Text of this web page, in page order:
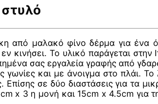
από μαλακό φίνο δέρμα για ένα
Το υλικό παράγεται στην
σας εργαλεία γραφής από
και με άνοιγμα στο πλάι.
σε δύο διαστάσεις για τα
x 3 η μονή και 15cm x 4.5cm για